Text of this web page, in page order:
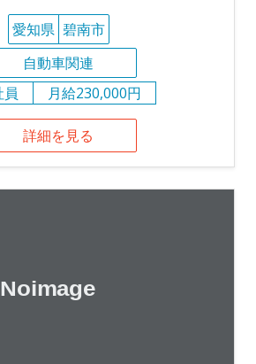
愛知県 碧南市
自動車関連
員
月給230,000円
詳細を見る